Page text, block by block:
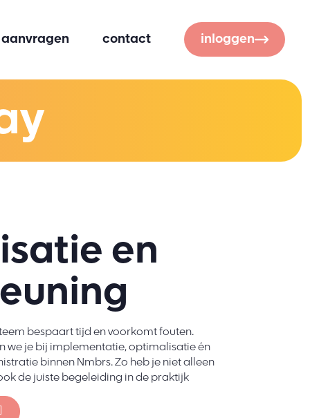
contact inloggen
en
bespaart tijd en voorkomt fouten.
we je bij implementatie, optimalisatie én
binnen Nmbrs. Zo heb je niet alleen
de juiste begeleiding in de praktijk